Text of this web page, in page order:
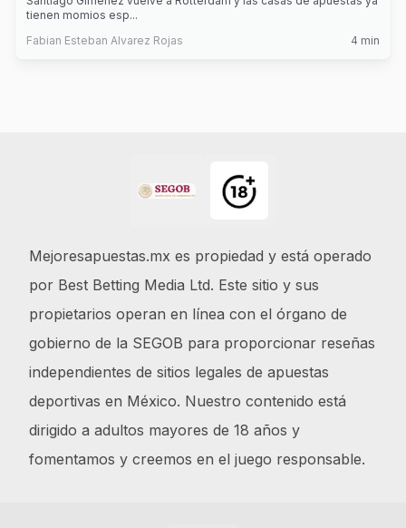
tienen momios esp...
Fabian Esteban Alvarez Rojas
4 min
Mejoresapuestas.mx es propiedad y está operado
por Best Betting Media Ltd. Este sitio y sus
propietarios operan en línea con el órgano de
gobierno de la SEGOB para proporcionar reseñas
independientes de sitios legales de apuestas
deportivas en México. Nuestro contenido está
dirigido a adultos mayores de 18 años y
fomentamos y creemos en el juego responsable.